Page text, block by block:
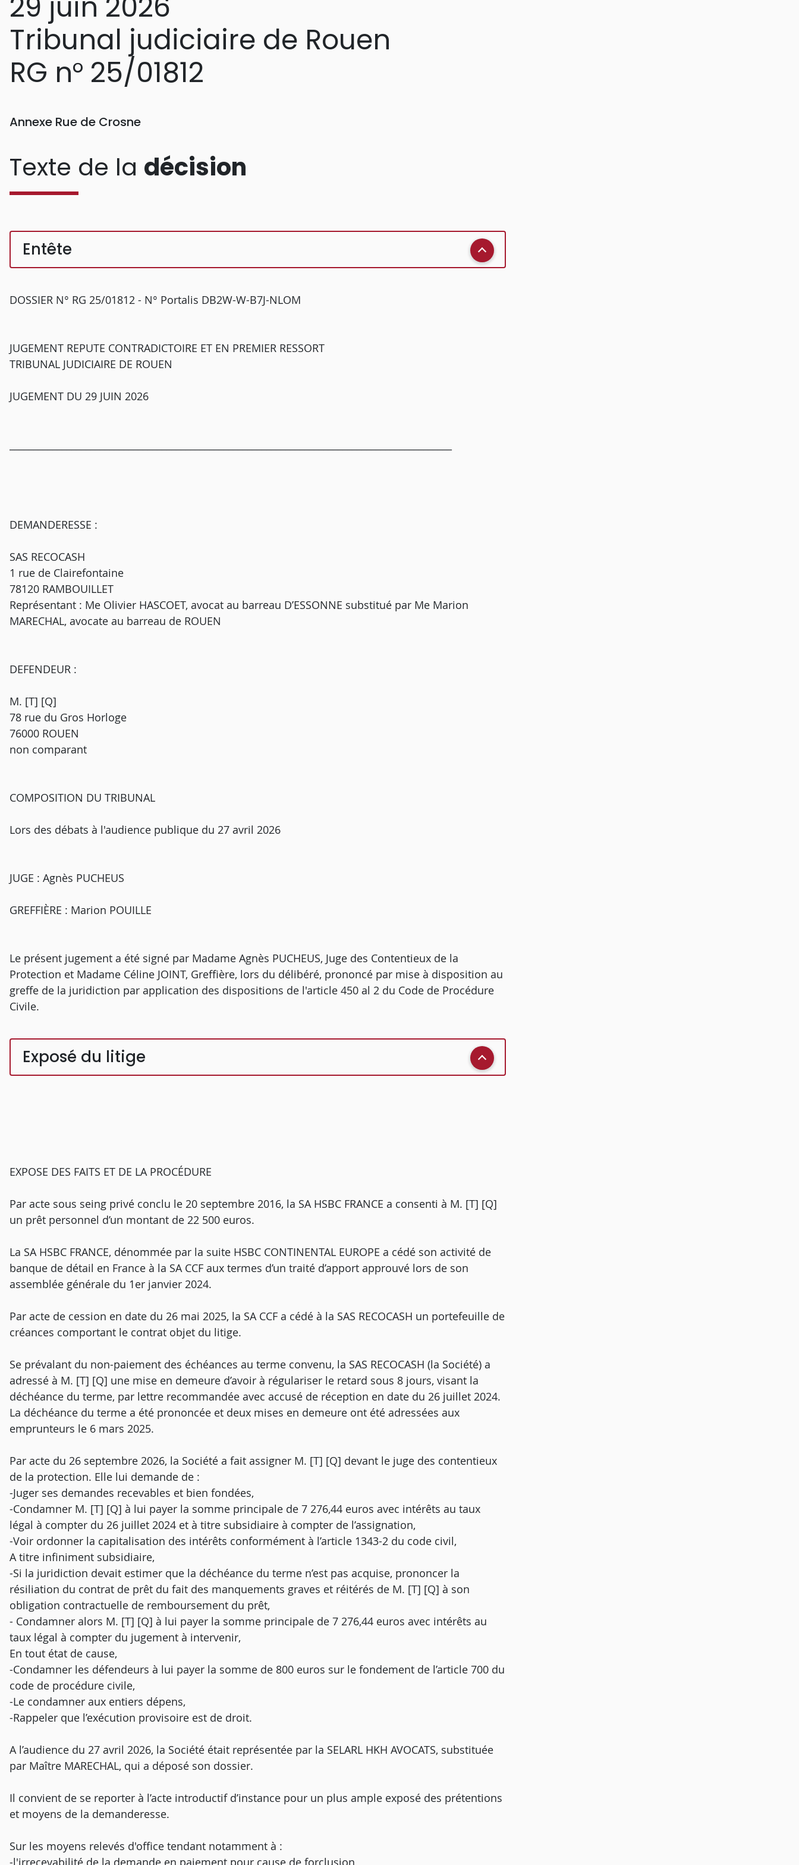
Tribunal judiciaire de Rouen
RG n° 25/01812
Annexe Rue de Crosne
Texte de la décision
Entête
DOSSIER N° RG 25/01812 - N° Portalis DB2W-W-B7J-NLOM
JUGEMENT REPUTE CONTRADICTOIRE ET EN PREMIER RESSORT
TRIBUNAL JUDICIAIRE DE ROUEN
JUGEMENT DU 29 JUIN 2026
DEMANDERESSE :
SAS RECOCASH
1 rue de Clairefontaine
78120 RAMBOUILLET
Représentant : Me Olivier HASCOET, avocat au barreau D’ESSONNE substitué par Me Marion
MARECHAL, avocate au barreau de ROUEN
DEFENDEUR :
M. [T] [Q]
78 rue du Gros Horloge
76000 ROUEN
non comparant
COMPOSITION DU TRIBUNAL
Lors des débats à l'audience publique du 27 avril 2026
JUGE : Agnès PUCHEUS
GREFFIÈRE : Marion POUILLE
Le présent jugement a été signé par Madame Agnès PUCHEUS, Juge des Contentieux de la
Protection et Madame Céline JOINT, Greffière, lors du délibéré, prononcé par mise à disposition au
greffe de la juridiction par application des dispositions de l'article 450 al 2 du Code de Procédure
Civile.
Exposé du litige
EXPOSE DES FAITS ET DE LA PROCÉDURE
Par acte sous seing privé conclu le 20 septembre 2016, la SA HSBC FRANCE a consenti à M. [T] [Q]
un prêt personnel d’un montant de 22 500 euros.
La SA HSBC FRANCE, dénommée par la suite HSBC CONTINENTAL EUROPE a cédé son activité de
banque de détail en France à la SA CCF aux termes d’un traité d’apport approuvé lors de son
assemblée générale du 1er janvier 2024.
Par acte de cession en date du 26 mai 2025, la SA CCF a cédé à la SAS RECOCASH un portefeuille de
créances comportant le contrat objet du litige.
Se prévalant du non-paiement des échéances au terme convenu, la SAS RECOCASH (la Société) a
adressé à M. [T] [Q] une mise en demeure d’avoir à régulariser le retard sous 8 jours, visant la
déchéance du terme, par lettre recommandée avec accusé de réception en date du 26 juillet 2024.
La déchéance du terme a été prononcée et deux mises en demeure ont été adressées aux
emprunteurs le 6 mars 2025.
Par acte du 26 septembre 2026, la Société a fait assigner M. [T] [Q] devant le juge des contentieux
de la protection. Elle lui demande de :
-Juger ses demandes recevables et bien fondées,
-Condamner M. [T] [Q] à lui payer la somme principale de 7 276,44 euros avec intérêts au taux
légal à compter du 26 juillet 2024 et à titre subsidiaire à compter de l’assignation,
-Voir ordonner la capitalisation des intérêts conformément à l’article 1343-2 du code civil,
A titre infiniment subsidiaire,
-Si la juridiction devait estimer que la déchéance du terme n’est pas acquise, prononcer la
résiliation du contrat de prêt du fait des manquements graves et réitérés de M. [T] [Q] à son
obligation contractuelle de remboursement du prêt,
- Condamner alors M. [T] [Q] à lui payer la somme principale de 7 276,44 euros avec intérêts au
taux légal à compter du jugement à intervenir,
En tout état de cause,
-Condamner les défendeurs à lui payer la somme de 800 euros sur le fondement de l’article 700 du
code de procédure civile,
-Le condamner aux entiers dépens,
-Rappeler que l’exécution provisoire est de droit.
A l’audience du 27 avril 2026, la Société était représentée par la SELARL HKH AVOCATS, substituée
par Maître MARECHAL, qui a déposé son dossier.
Il convient de se reporter à l’acte introductif d’instance pour un plus ample exposé des prétentions
et moyens de la demanderesse.
Sur les moyens relevés d'office tendant notamment à :
-l'irrecevabilité de la demande en paiement pour cause de forclusion,